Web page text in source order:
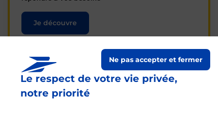
Le respect de votre vie privée,
notre priorité
Ne pas accepter et fermer
Je découvre
Questions fréquemment
posées